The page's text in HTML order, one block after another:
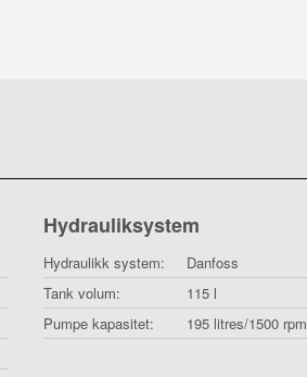
Hydrauliksystem
Hydraulikk system:
Danfoss
Tank volum:
115 l
Pumpe kapasitet:
195 litres/1500 rpm